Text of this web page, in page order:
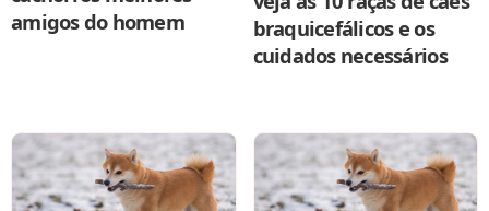
amigos do homem
braquicefálicos e os
cuidados necessários